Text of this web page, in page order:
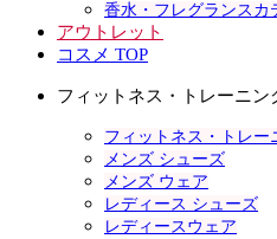
香水・フレグランスカ
アウトレット
コスメ TOP
フィットネス・トレーニン
フィットネス・トレー
メンズ シューズ
メンズ ウェア
レディース シューズ
レディースウェア